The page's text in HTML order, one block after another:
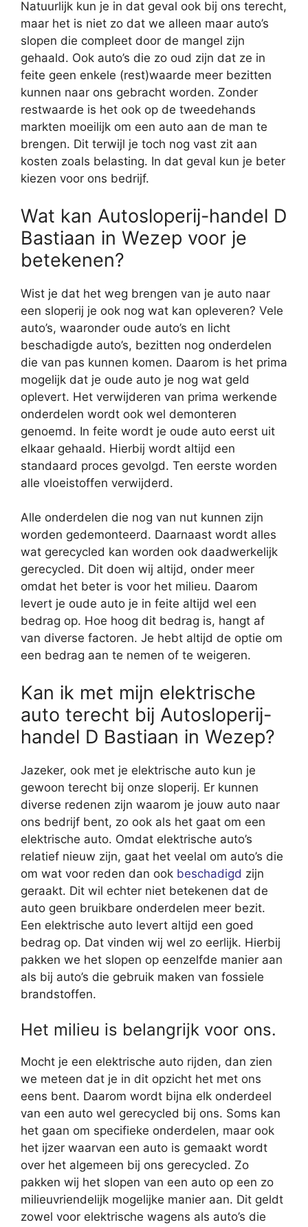
Natuurlijk kun je in dat geval ook bij ons terecht,
maar het is niet zo dat we alleen maar auto’s
slopen die compleet door de mangel zijn
gehaald. Ook auto’s die zo oud zijn dat ze in
feite geen enkele (rest)waarde meer bezitten
kunnen naar ons gebracht worden. Zonder
restwaarde is het ook op de tweedehands
markten moeilijk om een auto aan de man te
brengen. Dit terwijl je toch nog vast zit aan
kosten zoals belasting. In dat geval kun je beter
kiezen voor ons bedrijf.
Wat kan Autosloperij-handel D
Bastiaan in Wezep voor je
betekenen?
Wist je dat het weg brengen van je auto naar
een sloperij je ook nog wat kan opleveren? Vele
auto’s, waaronder oude auto’s en licht
beschadigde auto’s, bezitten nog onderdelen
die van pas kunnen komen. Daarom is het prima
mogelijk dat je oude auto je nog wat geld
oplevert. Het verwijderen van prima werkende
onderdelen wordt ook wel demonteren
genoemd. In feite wordt je oude auto eerst uit
elkaar gehaald. Hierbij wordt altijd een
standaard proces gevolgd. Ten eerste worden
alle vloeistoffen verwijderd.
Alle onderdelen die nog van nut kunnen zijn
worden gedemonteerd. Daarnaast wordt alles
wat gerecycled kan worden ook daadwerkelijk
gerecycled. Dit doen wij altijd, onder meer
omdat het beter is voor het milieu. Daarom
levert je oude auto je in feite altijd wel een
bedrag op. Hoe hoog dit bedrag is, hangt af
van diverse factoren. Je hebt altijd de optie om
een bedrag aan te nemen of te weigeren.
Kan ik met mijn elektrische
auto terecht bij Autosloperij-
handel D Bastiaan in Wezep?
Jazeker, ook met je elektrische auto kun je
gewoon terecht bij onze sloperij. Er kunnen
diverse redenen zijn waarom je jouw auto naar
ons bedrijf bent, zo ook als het gaat om een
elektrische auto. Omdat elektrische auto’s
relatief nieuw zijn, gaat het veelal om auto’s die
om wat voor reden dan ook beschadigd zijn
geraakt. Dit wil echter niet betekenen dat de
auto geen bruikbare onderdelen meer bezit.
Een elektrische auto levert altijd een goed
bedrag op. Dat vinden wij wel zo eerlijk. Hierbij
pakken we het slopen op eenzelfde manier aan
als bij auto’s die gebruik maken van fossiele
brandstoffen.
Het milieu is belangrijk voor ons.
Mocht je een elektrische auto rijden, dan zien
we meteen dat je in dit opzicht het met ons
eens bent. Daarom wordt bijna elk onderdeel
van een auto wel gerecycled bij ons. Soms kan
het gaan om specifieke onderdelen, maar ook
het ijzer waarvan een auto is gemaakt wordt
over het algemeen bij ons gerecycled. Zo
pakken wij het slopen van een auto op een zo
milieuvriendelijk mogelijke manier aan. Dit geldt
zowel voor elektrische wagens als auto’s die